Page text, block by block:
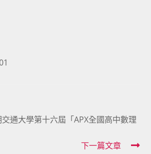
交通大學第十六屆「APX全國高中數理
下一篇文章